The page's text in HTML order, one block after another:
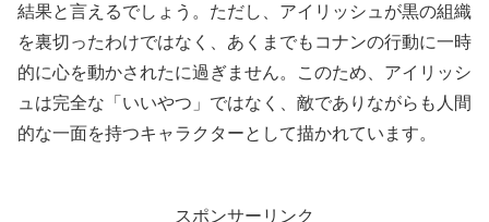
結果と言えるでしょう。ただし、アイリッシュが黒の組織
を裏切ったわけではなく、あくまでもコナンの行動に一時
的に心を動かされたに過ぎません。このため、アイリッシ
ュは完全な「いいやつ」ではなく、敵でありながらも人間
的な一面を持つキャラクターとして描かれています。
スポンサーリンク